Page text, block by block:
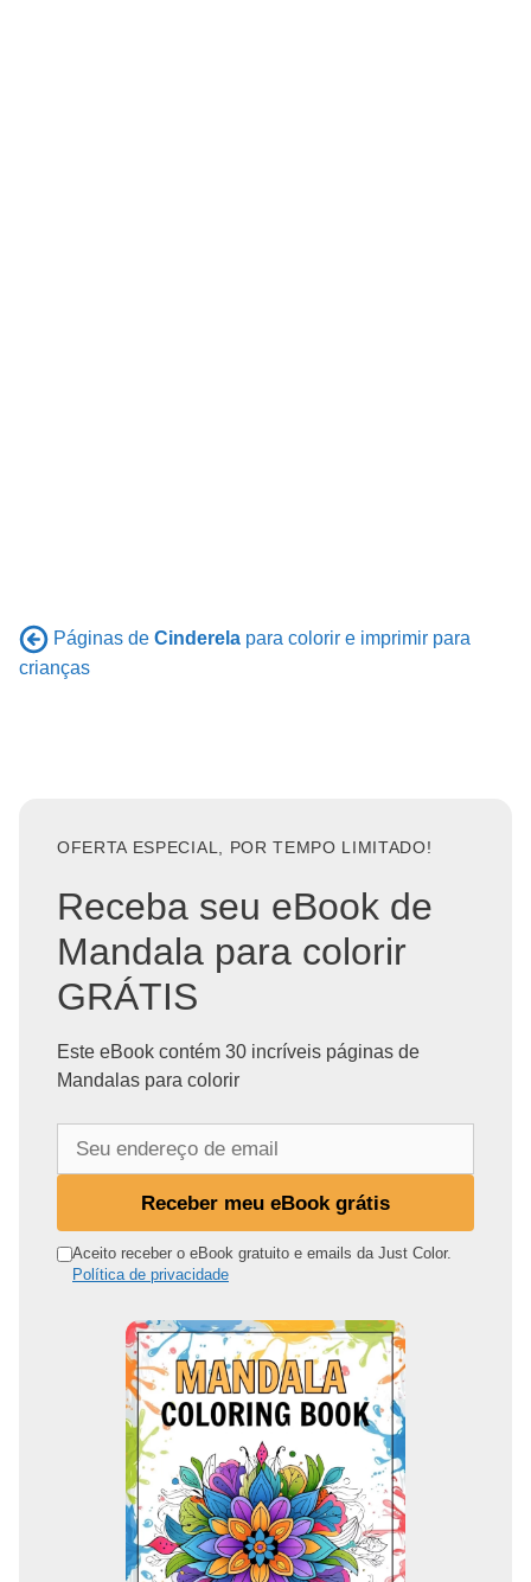
Páginas de Cinderela para colorir e imprimir para
crianças
OFERTA ESPECIAL, POR TEMPO LIMITADO!
Receba seu eBook de
Mandala para colorir
GRÁTIS
Este eBook contém 30 incríveis páginas de
Mandalas para colorir
n
Receber meu eBook grátis
Aceito receber o eBook gratuito e emails da Just Color.
Política de privacidade